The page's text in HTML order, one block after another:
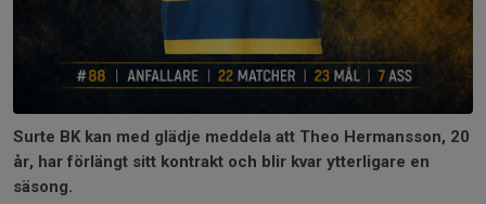
Surte BK kan med glädje meddela att Theo Hermansson, 20
år, har förlängt sitt kontrakt och blir kvar ytterligare en
säsong.